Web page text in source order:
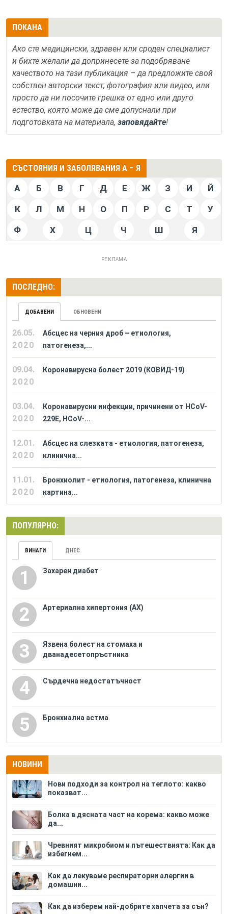
ПОКАНА
Ако сте медицински, здравен или сроден специалист
и бихте желали да допринесете за подобряване
качеството на тази публикация – да предложите свой
собствен авторски текст, фотография или видео, или
просто да ни посочите грешка от едно или друго
естество, която може да сме допуснали при
подготовката на материала, заповядайте!
СЪСТОЯНИЯ И ЗАБОЛЯВАНИЯ А – Я
А Б В Г Д Е Ж З И Й
К Л М Н О П Р С Т У
Ф Х Ц Ч Ш Я
РЕКЛАМА
ПОСЛЕДНО:
ДОБАВЕНИ ОБНОВЕНИ
26.05.
2020
Абсцес на черния дроб – етиология,
патогенеза,...
09.04.
2020
Коронавирусна болест 2019 (КОВИД-19)
03.04.
2020
Коронавирусни инфекции, причинени от HCoV-
229E, HCoV-...
12.01.
2020
Абсцес на слезката - етиология, патогенеза,
клинична...
11.01.
2020
Бронхиолит - етиология, патогенеза, клинична
картина...
ПОПУЛЯРНО:
ВИНАГИ ДНЕС
1 Захарен диабет
2 Артериална хипертония (АХ)
3
Язвена болест на стомаха и
дванадесетопръстника
4 Сърдечна недостатъчност
5 Бронхиална астма
НОВИНИ
Нови подходи за контрол на теглото: какво
показват...
Болка в дясната част на корема: какво може
да...
Чревният микробиом и пътешествията: Как да
избегнем...
Как да лекуваме респираторни алергии в
домашни...
Как да изберем най-добрите хапчета за сън?